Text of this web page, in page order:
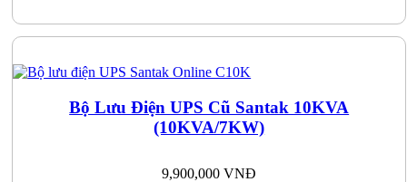
Bộ Lưu Điện UPS Cũ Santak 10KVA
(10KVA/7KW)
9,900,000VNĐ